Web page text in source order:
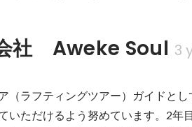
社　Aweke Soul 3
（ラフティングツアー）ガイドと
いただけるよう努めています。2年